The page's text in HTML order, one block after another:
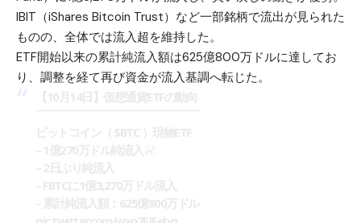
IBIT（iShares Bitcoin Trust）など一部銘柄で流出が見られた
ものの、全体では流入超を維持した。
ETF開始以来の累計純流入額は625億800万ドルに達してお
り、調整を経て再び資金が流入基調へ転じた。